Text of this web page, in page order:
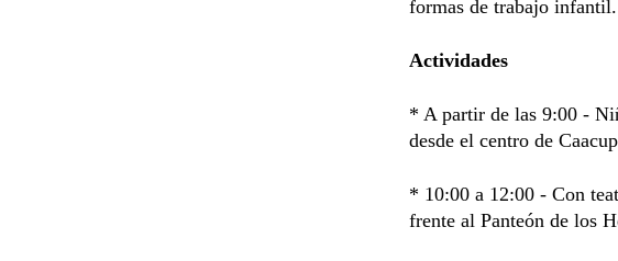
formas de trabajo infantil.
Actividades
* A partir de las 9:00 -
desde el centro de
* 10:00 a 12:00 - Con
frente al Panteón de los